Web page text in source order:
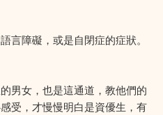
言障礙，或是自閉症的症狀。
男女，也是這通道，教他們的
受，才慢慢明白是資優生，有